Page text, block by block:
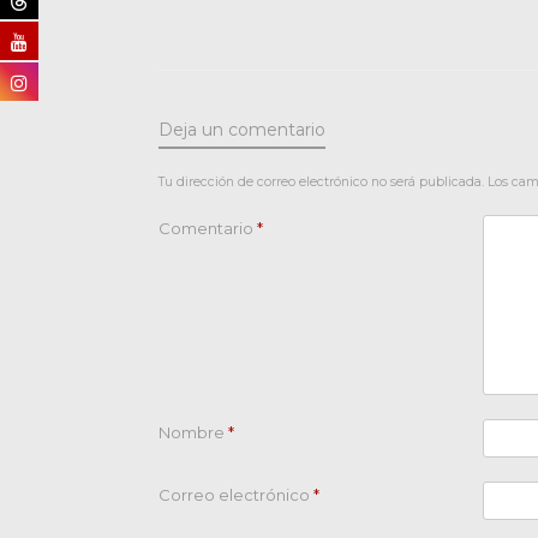
Deja un comentario
Tu dirección de correo electrónico no será publicada. Los
Comentario *
Nombre *
Correo electrónico *